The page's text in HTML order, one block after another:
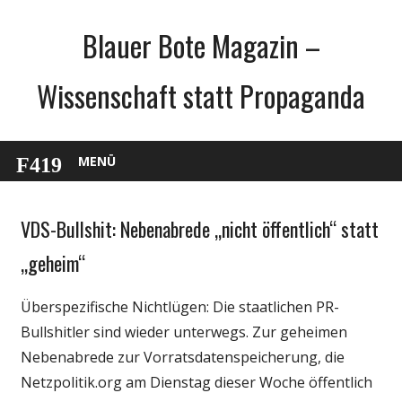
Blauer Bote Magazin –
Wissenschaft statt Propaganda
MENÜ
Gesellschaft
Medien
Politik
VDS-Bullshit: Nebenabrede „nicht öffentlich“ statt
„geheim“
Überspezifische Nichtlügen: Die staatlichen PR-
Bullshitler sind wieder unterwegs. Zur geheimen
Nebenabrede zur Vorratsdatenspeicherung, die
Netzpolitik.org am Dienstag dieser Woche öffentlich